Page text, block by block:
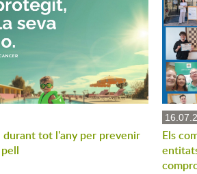
tot l'any per prevenir
Els